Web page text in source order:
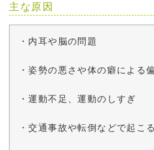
主な原因
・内耳や脳の問題
・姿勢の悪さや体の癖による
・運動不足、運動のしすぎ
・交通事故や転倒などで起こ